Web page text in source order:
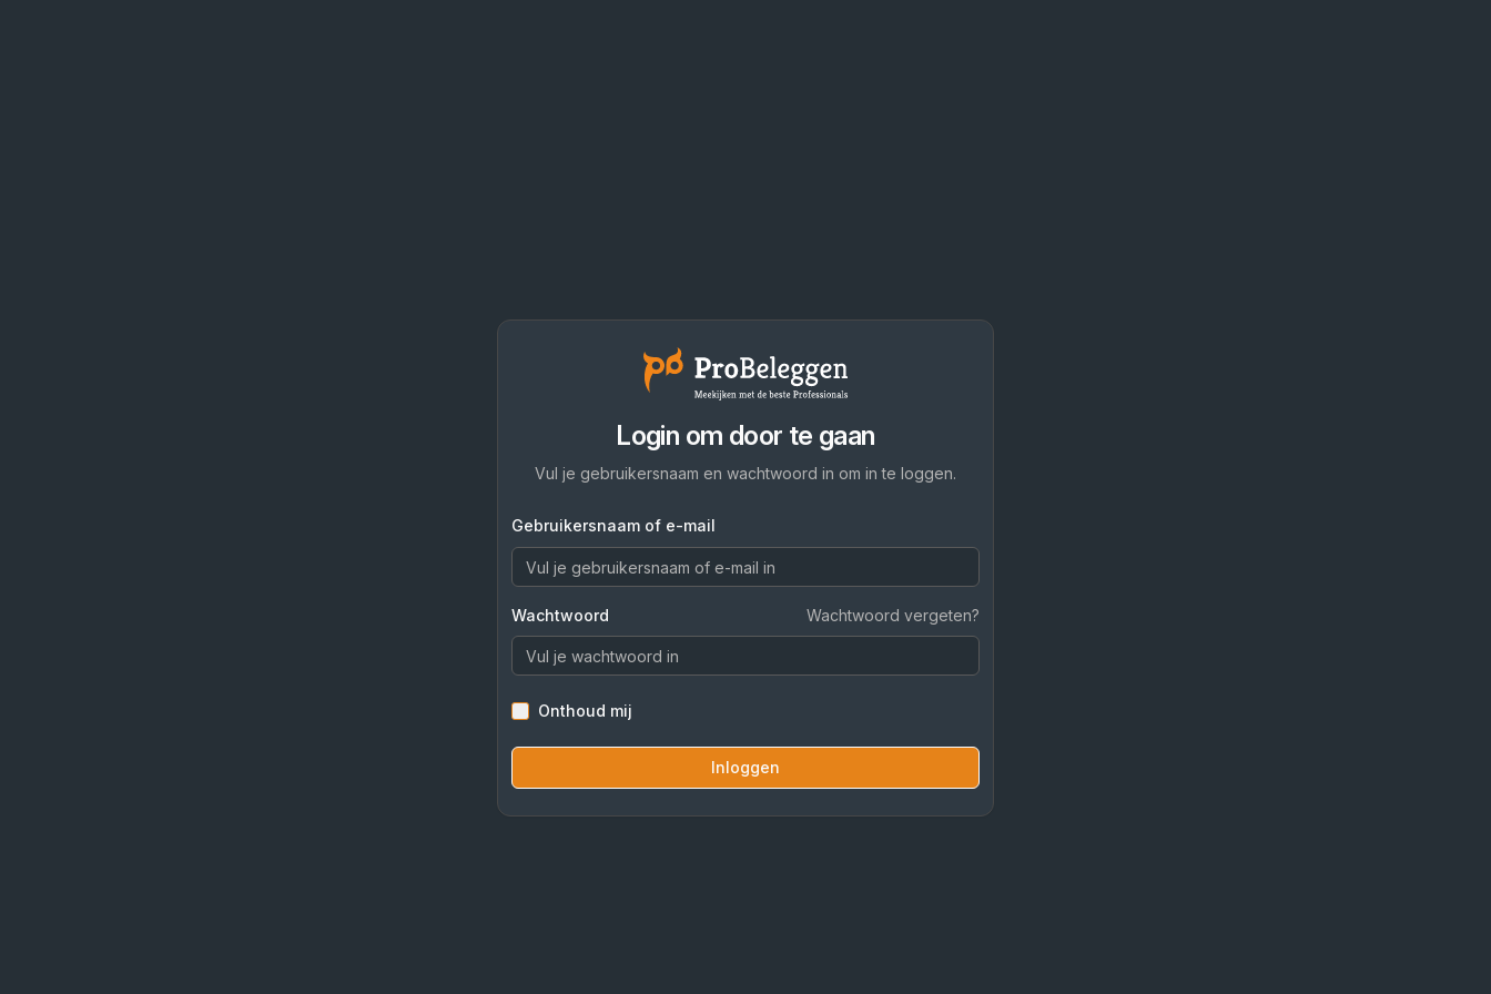
Login om door te gaan
Vul je gebruikersnaam en wachtwoord in om in te loggen.
Gebruikersnaam of e-mail
Wachtwoord Wachtwoord vergeten?
Onthoud mij
Inloggen